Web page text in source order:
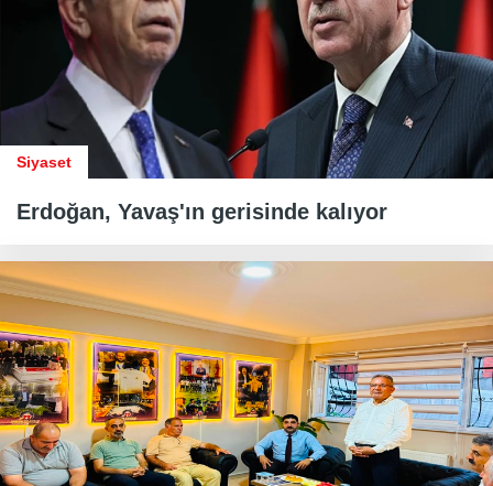
Siyaset
Erdoğan, Yavaş'ın gerisinde kalıyor